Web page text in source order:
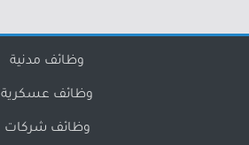
وظائف مدنية
وظائف عسكرية
وظائف شركات